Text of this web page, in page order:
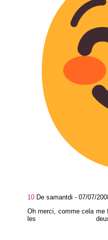
10 De samantdi - 07/07/
Oh merci, comme cela
les